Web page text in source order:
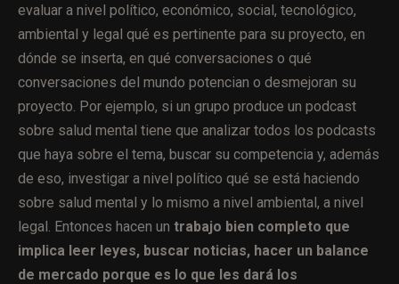
evaluar a nivel político, económico, social, tecnológico,
ambiental y legal qué es pertinente para su proyecto, en
dónde se inserta, en qué conversaciones o qué
conversaciones del mundo potencian o desmejoran su
proyecto. Por ejemplo, si un grupo produce un podcast
sobre salud mental tiene que analizar todos los podcasts
que haya sobre el tema, buscar su competencia y, además
de eso, investigar a nivel político qué se está haciendo
sobre salud mental y lo mismo a nivel ambiental, a nivel
legal. Entonces hacen un trabajo bien completo que
implica leer leyes, buscar noticias, hacer un balance
de mercado porque es lo que les dará los